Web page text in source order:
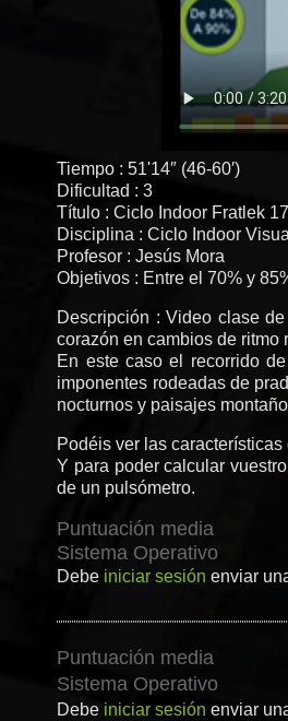
Tiempo : 51'14″ (46-60′)
Dificultad : 3
Título : Ciclo Indoor Fratlek
Disciplina : Ciclo Indoor Visual
Profesor : Jesús Mora
Objetivos : Entre el 70% y
Descripción : Video clase
corazón en cambios de
En este caso el recorrido
imponentes rodeadas de
nocturnos y paisajes
Podéis ver las
Y para poder calcular
de un pulsómetro.
Puntuación media
Sistema Operativo
Debe iniciar sesión enviar
Puntuación media
Sistema Operativo
Debe iniciar sesión enviar